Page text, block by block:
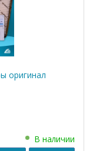
оригинал
В наличии